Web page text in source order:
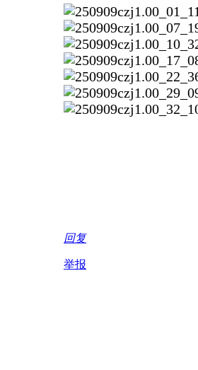
回复
举报